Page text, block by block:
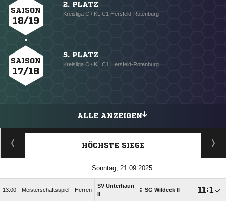
SAISON
18/19
2. PLATZ
Kreisliga C / KL C1 Hersfeld-Rotenburg
SAISON
17/18
5. PLATZ
Kreisliga C / KL C1 Hersfeld-Rotenburg
ALLE ANZEIGEN
HÖCHSTE SIEGE
Sonntag, 21.09.2025
13:00 Meisterschaftsspiel Herren
SV Unterhaun
: SG Wildeck II :